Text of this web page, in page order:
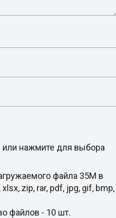
нажмите для выбора
файла 35M в
zip, rar, pdf, jpg, gif, bmp,
файлов - 10 шт.